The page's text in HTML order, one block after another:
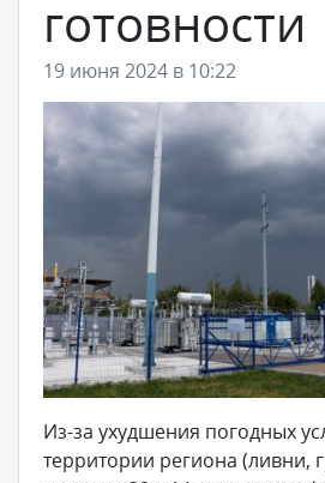
готовности
19 июня 2024 в 10:22
Из-за ухудшения погодных
территории региона (ливни,